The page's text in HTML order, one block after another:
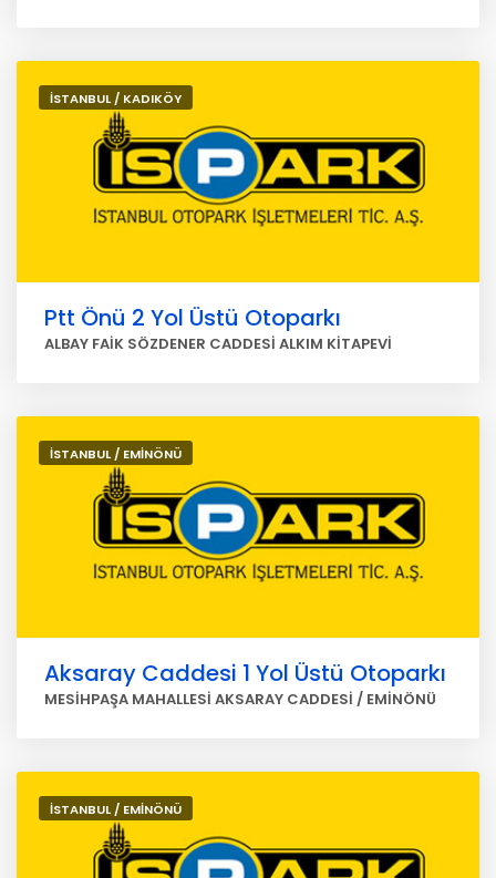
İSTANBUL / KADIKÖY
Ptt Önü 2 Yol Üstü Otoparkı
ALBAY FAİK SÖZDENER CADDESİ ALKIM KİTAPEVİ
İSTANBUL / EMİNÖNÜ
Aksaray Caddesi 1 Yol Üstü Otoparkı
MESİHPAŞA MAHALLESİ AKSARAY CADDESİ / EMİNÖNÜ
İSTANBUL / EMİNÖNÜ